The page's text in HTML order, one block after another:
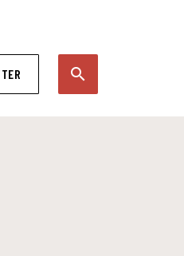
search
search